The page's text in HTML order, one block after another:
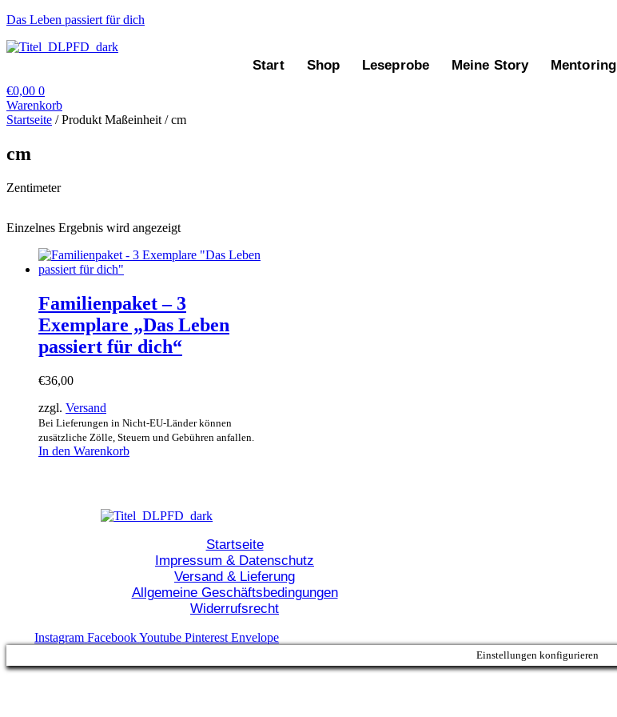
Zum
springen
Das Leben passiert für dich
Start Shop Leseprobe Meine Story Mentoring
€0,00 0
Warenkorb
Startseite / Produkt Maßeinheit / cm
cm
Zentimeter
Einzelnes Ergebnis wird angezeigt
Familienpaket – 3
Exemplare „Das Leben
passiert für dich“
€36,00
zzgl. Versand
Bei Lieferungen in Nicht-EU-Länder können
zusätzliche Zölle, Steuern und Gebühren anfallen.
In den Warenkorb
Startseite
Impressum & Datenschutz
Versand & Lieferung
Allgemeine Geschäftsbedingungen
Widerrufsrecht
Instagram FacebookYoutube Pinterest Envelope
Einstellungen konfigurieren